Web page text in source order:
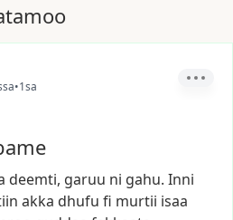
•1sa
deemti, garuu ni gahu. Inni
akka dhufu fi murtii isaa